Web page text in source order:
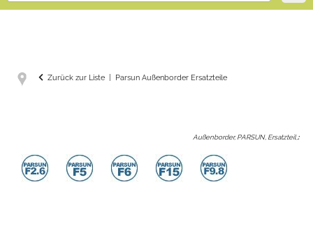
Zurück zur Liste Parsun Außenborder Ersatzteile
Außenborder, PARSUN, Ersatzteil, :